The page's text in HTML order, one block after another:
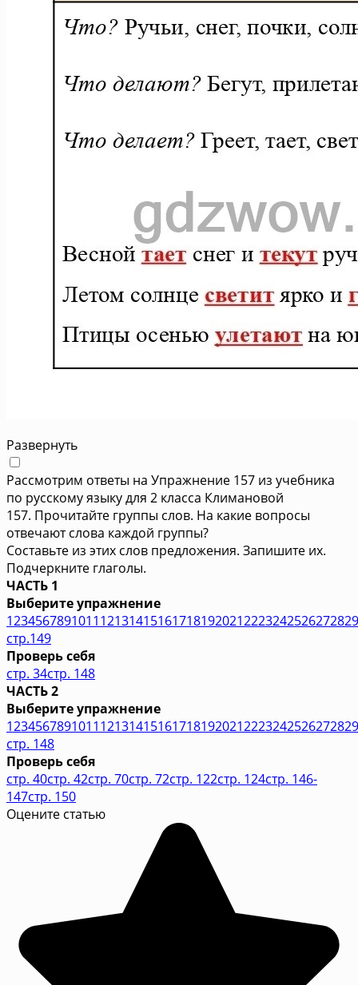
Развернуть
Рассмотрим ответы на Упражнение 157 из учебника
по русскому языку для 2 класса Климановой
157. Прочитайте группы слов. На какие вопросы
отвечают слова каждой группы?
Составьте из этих слов предложения. Запишите их.
Подчеркните глаголы.
ЧАСТЬ 1
Выберите упражнение
1234567891011121314151617181920212223242526272829
стр.149
Проверь себя
стр. 34стр. 148
ЧАСТЬ 2
Выберите упражнение
1234567891011121314151617181920212223242526272829
стр. 148
Проверь себя
стр. 40стр. 42стр. 70стр. 72стр. 122стр. 124стр. 146-
147стр. 150
Оцените статью